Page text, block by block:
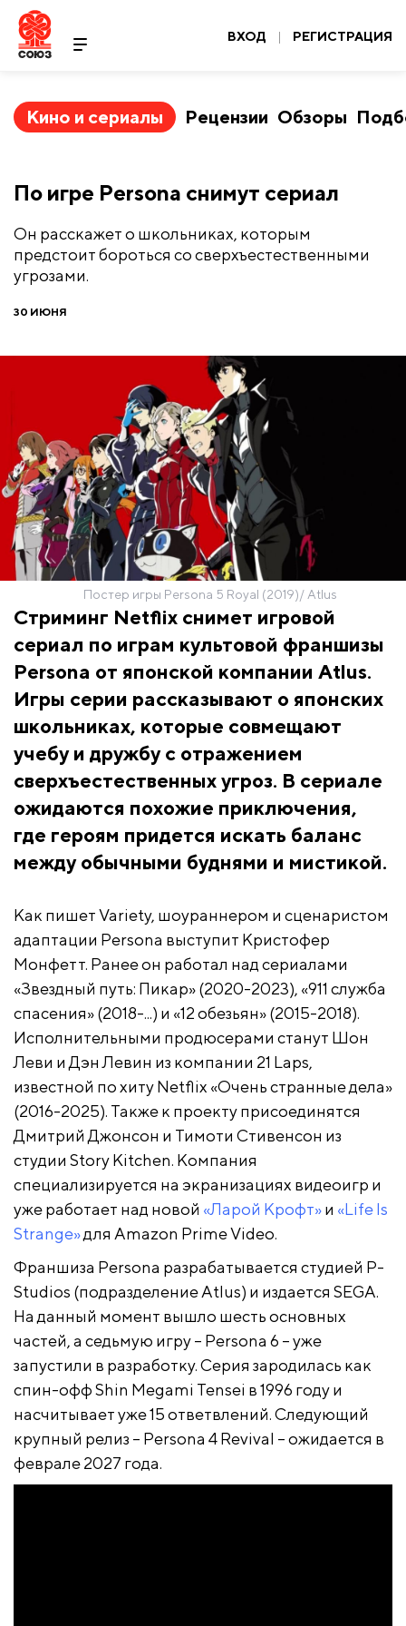
ВХОД | РЕГИСТРАЦИЯ
Кино и сериалы Рецензии Обзоры
По игре Persona снимут сериал
Он расскажет о школьниках, которым
предстоит бороться со сверхъестественными
угрозами.
30 ИЮНЯ
Постер игры Persona 5 Royal (2019)/ Atlus
Стриминг Netflix снимет игровой
сериал по играм культовой франшизы
Persona от японской компании Atlus.
Игры серии рассказывают о японских
школьниках, которые совмещают
учебу и дружбу с отражением
сверхъестественных угроз. В сериале
ожидаются похожие приключения,
где героям придется искать баланс
между обычными буднями и мистикой.
Как пишет Variety, шоураннером и сценаристом
адаптации Persona выступит Кристофер
Монфетт. Ранее он работал над сериалами
«Звездный путь: Пикар» (2020-2023), «911 служба
спасения» (2018-...) и «12 обезьян» (2015-2018).
Исполнительными продюсерами станут Шон
Леви и Дэн Левин из компании 21 Laps,
известной по хиту Netflix «Очень странные дела»
(2016-2025). Также к проекту присоединятся
Дмитрий Джонсон и Тимоти Стивенсон из
студии Story Kitchen. Компания
специализируется на экранизациях видеоигр и
уже работает над новой «Ларой Крофт»и «Life Is
Strange»для Amazon Prime Video.
Франшиза Persona разрабатывается студией P-
Studios (подразделение Atlus) и издается SEGA.
На данный момент вышло шесть основных
частей, а седьмую игру – Persona 6 – уже
запустили в разработку. Серия зародилась как
спин-офф Shin Megami Tensei в 1996 году и
насчитывает уже 15 ответвлений. Следующий
крупный релиз – Persona 4 Revival – ожидается в
феврале 2027 года.